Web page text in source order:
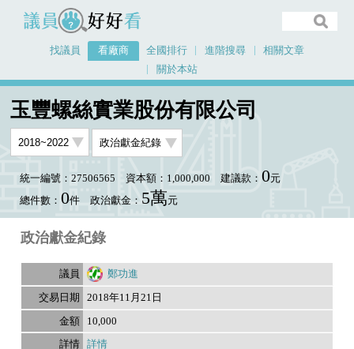
議員好好看
找議員 看廠商 全國排行 進階搜尋
相關文章
關於本站
玉豐螺絲實業股份有限公司
統一編號：27506565 資本額：1,000,000 建議款： 0元
總件數： 0件 政治獻金： 5萬元
政治獻金紀錄
鄭功進
2018年11月21日
10,000
詳情